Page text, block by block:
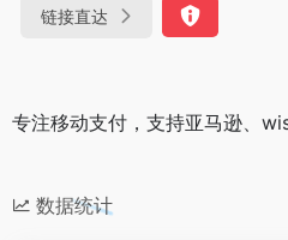
链接直达
专注移动支付，支持亚马逊、
数据统计